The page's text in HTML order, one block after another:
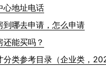
心地址电话
到哪去申请，怎么申请
能买吗？
分类参考目录（企业类，